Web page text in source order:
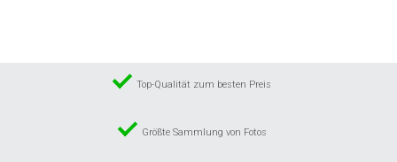
Top-Qualität zum besten Preis
Größte Sammlung von Fotos